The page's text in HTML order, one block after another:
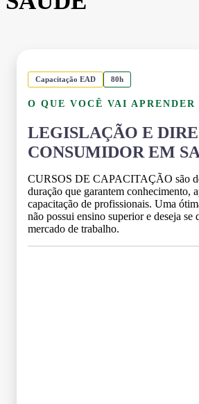
Capacitação EAD 80h
O QUE VOCÊ VAI APRENDER
LEGISLAÇÃO E
CONSUMIDOR EM
CURSOS DE CAPACITAÇÃO são
duração que garantem conhecimento,
capacitação de profissionais. Uma
não possui ensino superior e deseja se
mercado de trabalho.